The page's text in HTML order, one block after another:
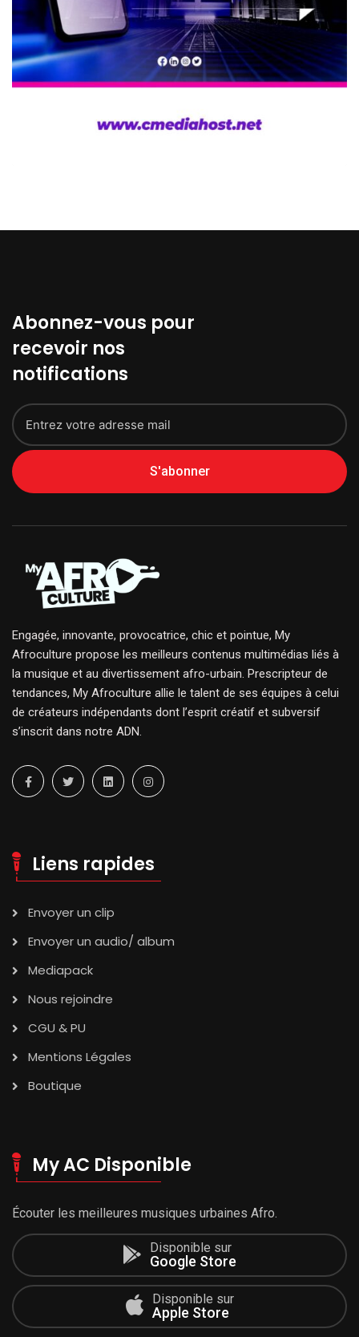
Abonnez-vous pour
recevoir nos
notifications
S'abonner
Engagée, innovante, provocatrice, chic et pointue, My
Afroculture propose les meilleurs contenus multimédias liés à
la musique et au divertissement afro-urbain. Prescripteur de
tendances, My Afroculture allie le talent de ses équipes à celui
de créateurs indépendants dont l’esprit créatif et subversif
s’inscrit dans notre ADN.
Liens rapides
Envoyer un clip
Envoyer un audio/ album
Mediapack
Nous rejoindre
CGU & PU
Mentions Légales
Boutique
My AC Disponible
Écouter les meilleures musiques urbaines Afro.
Disponible sur
Google Store
Disponible sur
Apple Store